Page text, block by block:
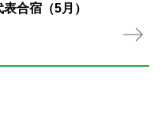
合宿（5月）